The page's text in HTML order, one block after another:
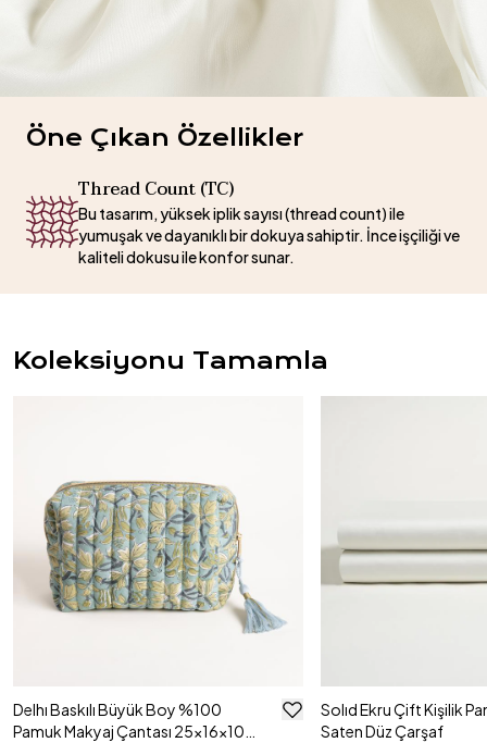
Öne Çıkan Özellikler
Thread Count (TC)
Bu tasarım, yüksek iplik sayısı (thread count) ile
yumuşak ve dayanıklı bir dokuya sahiptir. İnce işçiliği ve
kaliteli dokusu ile konfor sunar.
Koleksiyonu Tamamla
Delhı Baskılı Büyük Boy %100
Pamuk Makyaj Çantası 25x16x10
Solıd Ekru Çift Kişilik
Saten Düz Çarşaf